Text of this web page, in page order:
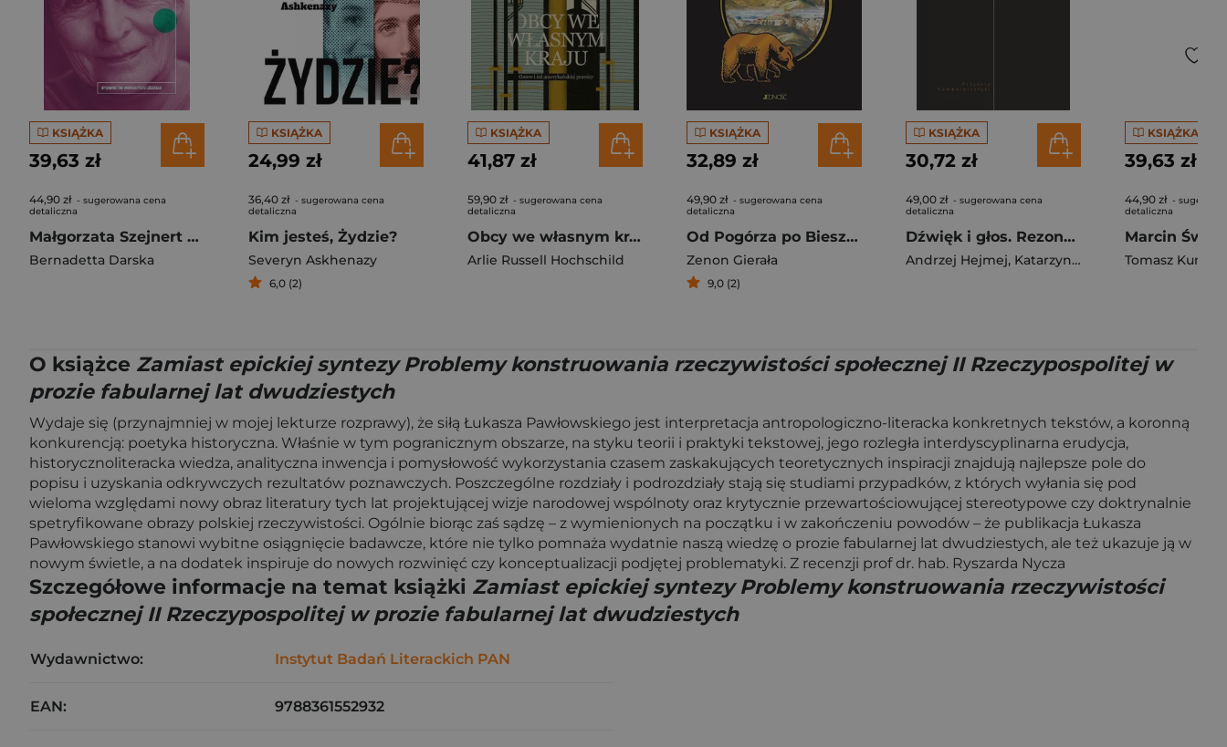
KSIĄŻKA
39,63 zł
44,90 zł - sugerowana cena
detaliczna
Małgorzata Szejnert Szczegół
Bernadetta Darska
KSIĄŻKA
24,99 zł
36,40 zł - sugerowana cena
detaliczna
Kim jesteś, Żydzie?
Severyn Askhenazy
6,0 (2)
KSIĄŻKA
41,87 zł
59,90 zł - sugerowana cena
detaliczna
Obcy we własnym kraju. Gniew i żal amerykańskiej..
Arlie Russell Hochschild
KSIĄŻKA
32,89 zł
49,90 zł - sugerowana cena
detaliczna
Od Pogórza po Bieszczady Legendy i opowieści ziemi podkarpackiej
Zenon Gierała
9,0 (2)
KSIĄŻKA
30,72 zł
49,00 zł - sugerowana cena
detaliczna
Dźwięk i głos. Rezonans literatury
Andrzej Hejmej, Katarzyna Kucia-Kuśmierska
KSIĄŻKA
39,63 zł
44,90 zł -
detaliczna
Tomasz Kunz
O książce Zamiast epickiej syntezy Problemy konstruowania rzeczywistości społecznej II Rzeczypospolitej w
prozie fabularnej lat dwudziestych
Wydaje się (przynajmniej w mojej lekturze rozprawy), że siłą Łukasza Pawłowskiego jest interpretacja antropologiczno-literacka konkretnych tekstów, a koronną
konkurencją: poetyka historyczna. Właśnie w tym pogranicznym obszarze, na styku teorii i praktyki tekstowej, jego rozległa interdyscyplinarna erudycja,
historycznoliteracka wiedza, analityczna inwencja i pomysłowość wykorzystania czasem zaskakujących teoretycznych inspiracji znajdują najlepsze pole do
popisu i uzyskania odkrywczych rezultatów poznawczych. Poszczególne rozdziały i podrozdziały stają się studiami przypadków, z których wyłania się pod
wieloma względami nowy obraz literatury tych lat projektującej wizje narodowej wspólnoty oraz krytycznie przewartościowującej stereotypowe czy doktrynalnie
spetryfikowane obrazy polskiej rzeczywistości. Ogólnie biorąc zaś sądzę – z wymienionych na początku i w zakończeniu powodów – że publikacja Łukasza
Pawłowskiego stanowi wybitne osiągnięcie badawcze, które nie tylko pomnaża wydatnie naszą wiedzę o prozie fabularnej lat dwudziestych, ale też ukazuje ją w
nowym świetle, a na dodatek inspiruje do nowych rozwinięć czy konceptualizacji podjętej problematyki. Z recenzji prof dr. hab. Ryszarda Nycza
Szczegółowe informacje na temat książki Zamiast epickiej syntezy Problemy konstruowania rzeczywistości
społecznej II Rzeczypospolitej w prozie fabularnej lat dwudziestych
Wydawnictwo: Instytut Badań Literackich PAN
EAN: 9788361552932